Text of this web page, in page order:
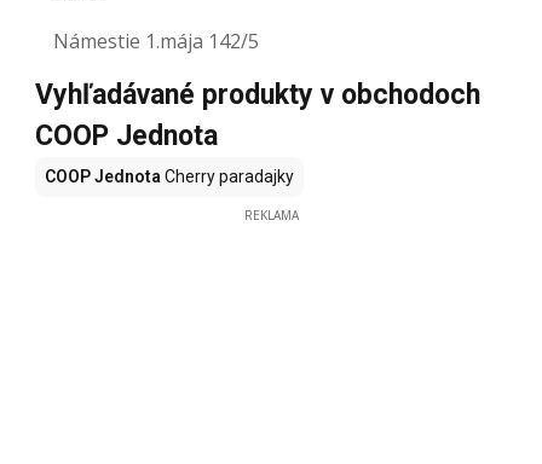
Námestie 1.mája 142/5
Vyhľadávané produkty v obchodoch
COOP Jednota
COOP JednotaCherry paradajky
REKLAMA